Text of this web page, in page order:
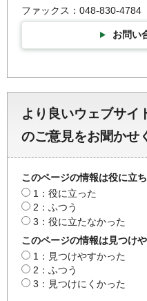
ファックス：048-830-4784
お問い
より良いウェブサイ
のご意見をお聞かせ
このページの情報は役に立
1：役に立った
2：ふつう
3：役に立たなかった
このページの情報は見つけ
1：見つけやすかった
2：ふつう
3：見つけにくかった